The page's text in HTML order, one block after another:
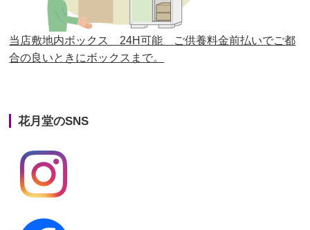
第24回人形供養祭 平成27年11月27日
第23回人形供養祭平成26年12月5日
第22回人形供養祭平成26年4月28日
第20回人形供養祭
第19回人形供養祭
第18回人形供養祭
当店敷地内ボックス 24H可能 ご供養料金前払いでご都
合の良いときにボックスまで。
花月堂のSNS